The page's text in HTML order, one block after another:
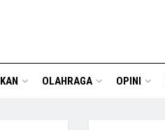
OLAHRAGA OPINI